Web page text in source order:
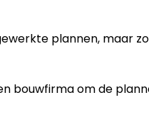
plannen, maar
bouwfirma om de